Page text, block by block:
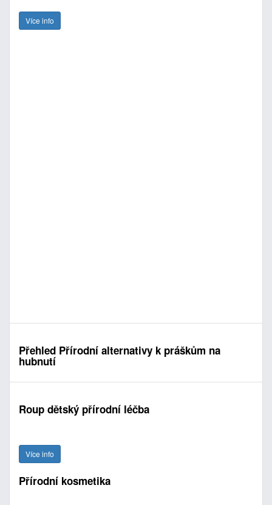
Více info
Přehled Přírodní alternativy k práškům na
hubnutí
Roup dětský přírodní léčba
Více info
Přírodní kosmetika